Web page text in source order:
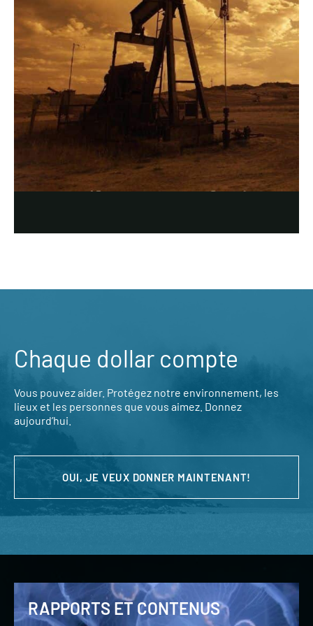
Chaque dollar compte
Vous pouvez aider. Protégez notre environnement, les
lieux et les personnes que vous aimez. Donnez
aujourd’hui.
OUI, JE VEUX DONNER MAINTENANT!
RAPPORTS ET CONTENUS